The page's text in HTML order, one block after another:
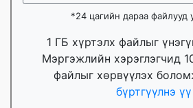
*24 цагийн дараа файлууд
1 ГБ хүртэлх файлыг
Мэргэжлийн хэрэглэгчид
файлыг хөрвүүлэх
бүртгүүлнэ үү